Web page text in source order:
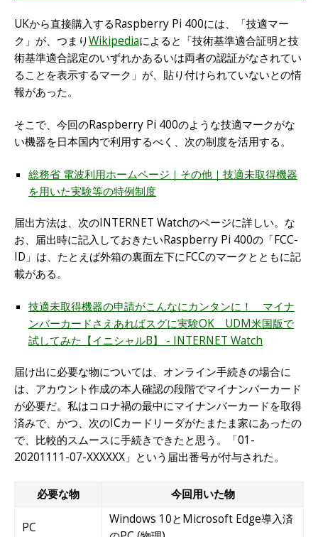
UKから直接購入するRaspberry Pi 400には、「技適マー
ク」が、つまりWikipediaによると「技術基準適合証明と技
術基準適合認定のいずれかあるいは両者の認証がなされてい
ることを表示するマーク」が、貼り付けられていないとの情
報があった。
そこで、今回のRaspberry Pi 400のような技適マークがな
い機器を日本国内で利用するべく、次の制度を活用する。
総務省 電波利用ホームページ｜その他｜技適未取得機器
を用いた実験等の特例制度
届出方法は、次のINTERNET Watchのページに詳しい。な
お、届出時に記入しておきたいRaspberry Pi 400の「FCC-
ID」は、たとえば外箱の裏面左下にFCCのマークとともに記
載がある。
技適未取得機器の申請がこんなにカンタンに！ マイナ
ンバーカードさえあればスグに実験OK UDM米国版で
試してみた【イニシャルB】 - INTERNET Watch
届け出に必要な物については、オンライン手続きの場合に
は、アカウント作成の本人確認の段階でマイナンバーカード
が必要だ。私はコロナ禍の最中にマイナンバーカードを取得
済みで、かつ、次のICカードリーダがたまたま家にあったの
で、比較的スムースに手続きできたと思う。「01-
20201111-07-XXXXXX」という届出番号が付与された。
必要な物 今回用いた物
PC
Windows 10とMicrosoft Edge導入済